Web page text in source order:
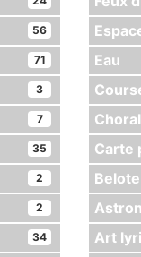
56
71 Eau
3
7
35 Carte
2 Belote
2
34 Art